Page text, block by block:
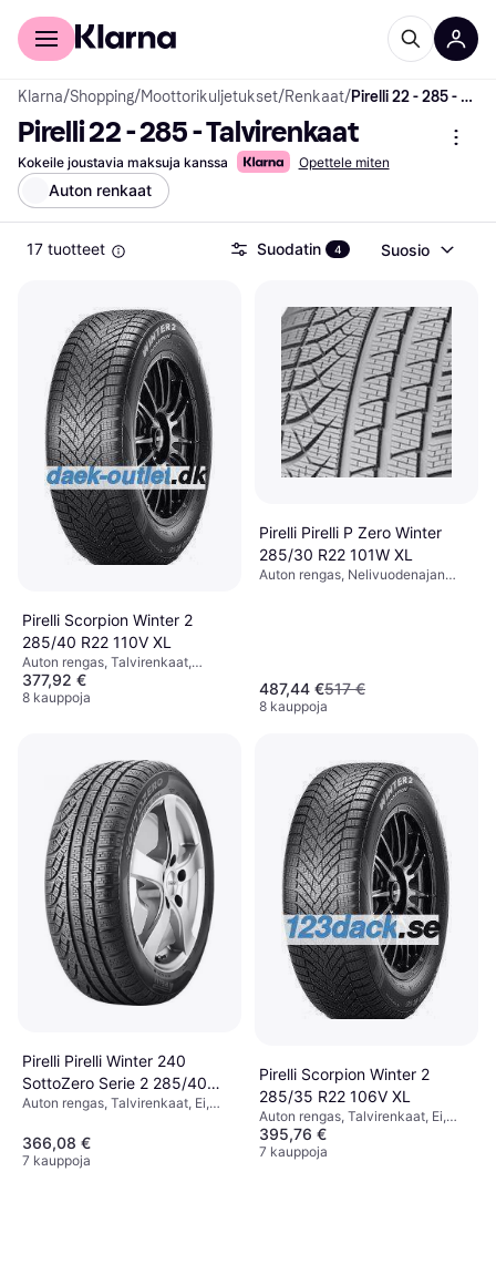
Kuluttajille
Klarna/Shopping/Moottorikuljetukset/Renkaat/ Pirelli 22 - 285 - Talvirenkaat
Pirelli 22 - 285 - Talvirenkaat
Kokeile joustavia maksuja kanssa Opettele miten
Auton renkaat
17 tuotteet Suodatin 4 Suosio
Pirelli Scorpion Winter 2
285/40 R22 110V XL
Auton rengas, Talvirenkaat,
Kesärenkaat, Ei, Maastoauto,
Profiili 40 %, Nopeusindeksi V
377,92 €
8 kauppoja
Pirelli Pirelli P Zero Winter
285/30 R22 101W XL
Auton rengas, Nelivuodenajan
487,44 €517 €
8 kauppoja
Pirelli Pirelli Winter 240
SottoZero Serie 2 285/40
R19 103V N0
Auton rengas, Talvirenkaat, Ei,
Nopeusindeksi W (270 km/h), V
(240 km/h)
366,08 €
7 kauppoja
Pirelli Scorpion Winter 2
285/35 R22 106V XL
Auton rengas, Talvirenkaat, Ei,
Maastoauto, Profiili 35 %,
Nopeusindeksi V (240 km/h)
395,76 €
7 kauppoja